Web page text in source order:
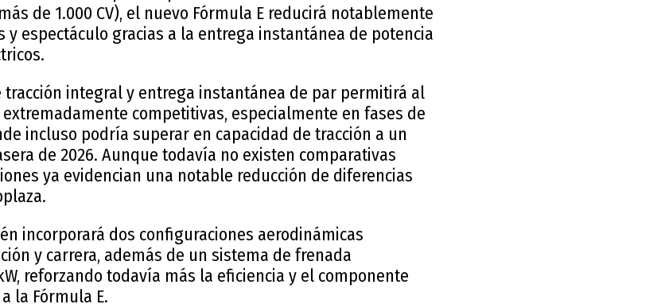
de 1.000 CV), el nuevo Fórmula E reducirá notablemente
y espectáculo gracias a la entrega instantánea de potencia
tracción integral y entrega instantánea de par permitirá al
extremadamente competitivas, especialmente en fases de
incluso podría superar en capacidad de tracción a un
de 2026. Aunque todavía no existen comparativas
ya evidencian una notable reducción de diferencias
incorporará dos configuraciones aerodinámicas
y carrera, además de un sistema de frenada
reforzando todavía más la eficiencia y el componente
la Fórmula E.